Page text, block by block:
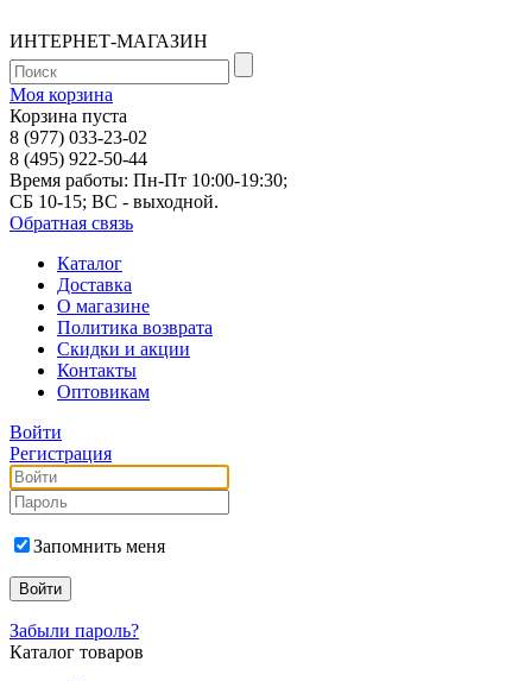
ИНТЕРНЕТ-МАГАЗИН
Моя корзина
Корзина пуста
8 (977) 033-23-02
8 (495) 922-50-44
Время работы: Пн-Пт 10:00-19:30;
СБ 10-15; ВС - выходной.
Обратная связь
Каталог
Доставка
О магазине
Политика возврата
Скидки и акции
Контакты
Оптовикам
Войти
Регистрация
Запомнить меня
Забыли пароль?
Каталог товаров